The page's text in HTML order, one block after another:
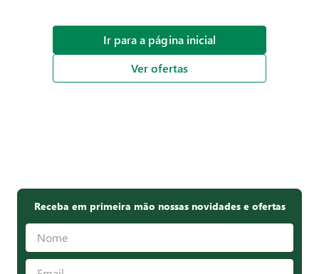
Ir para a página inicial
Ver ofertas
Receba em primeira mão nossas novidades e ofertas